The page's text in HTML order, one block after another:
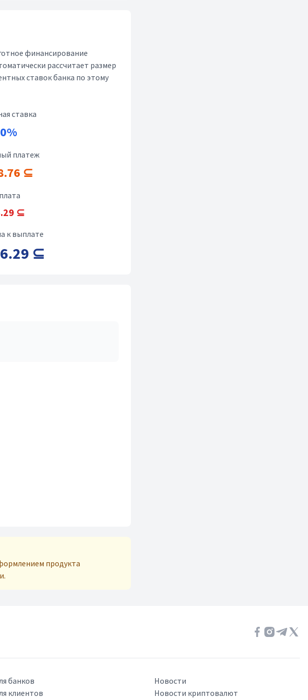
финансирование
рассчитает размер
ставок банка по этому
ставка
платеж
⊆
⊆
к выплате
⊆
продукта
банков
клиентов
Новости
Новости криптовалют